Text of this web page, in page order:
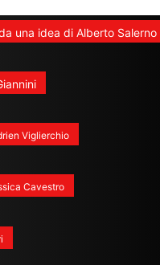
una idea di Alberto Salerno
Viglierchio
Cavestro